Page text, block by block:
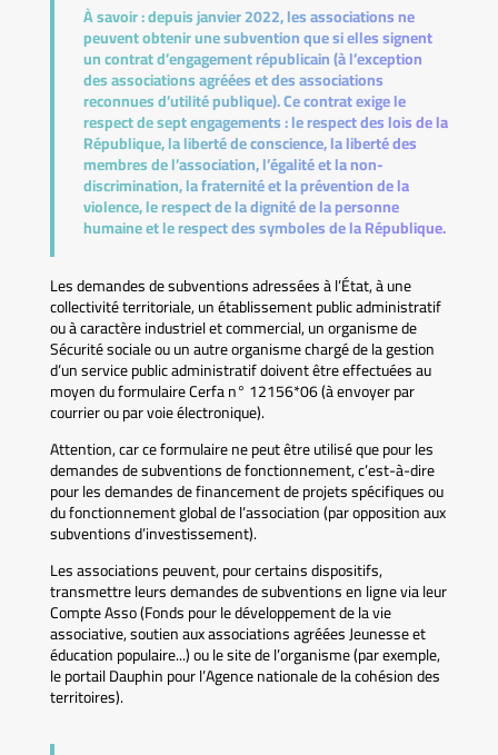
À savoir :depuis janvier 2022, les associations ne
peuvent obtenir une subvention que si elles signent
un contrat d’engagement républicain (à l’exception
des associations agréées et des associations
reconnues d’utilité publique). Ce contrat exige le
respect de sept engagements : le respect des lois de la
République, la liberté de conscience, la liberté des
membres de l’association, l’égalité et la non-
discrimination, la fraternité et la prévention de la
violence, le respect de la dignité de la personne
humaine et le respect des symboles de la République.
Les demandes de subventions adressées à l’État, à une
collectivité territoriale, un établissement public administratif
ou à caractère industriel et commercial, un organisme de
Sécurité sociale ou un autre organisme chargé de la gestion
d’un service public administratif doivent être effectuées au
moyen du formulaire Cerfa n° 12156*06 (à envoyer par
courrier ou par voie électronique).
Attention, car ce formulaire ne peut être utilisé que pour les
demandes de subventions de fonctionnement, c’est-à-dire
pour les demandes de financement de projets spécifiques ou
du fonctionnement global de l’association (par opposition aux
subventions d’investissement).
Les associations peuvent, pour certains dispositifs,
transmettre leurs demandes de subventions en ligne via leur
Compte Asso (Fonds pour le développement de la vie
associative, soutien aux associations agréées Jeunesse et
éducation populaire...) ou le site de l’organisme (par exemple,
le portail Dauphin pour l’Agence nationale de la cohésion des
territoires).